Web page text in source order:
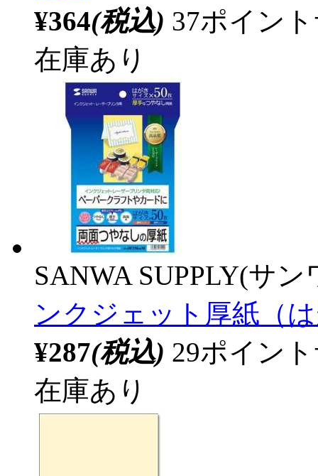
¥364(税込) 37ポイン
在庫あり
SANWA SUPPLY(サ
ンクジェット厚紙（
¥287(税込) 29ポイン
在庫あり